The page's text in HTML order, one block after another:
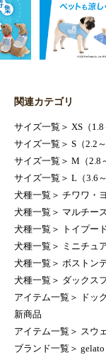
関連カテゴリ
サイズ一覧 ＞ XS（1.8
サイズ一覧 ＞ S（2.2
サイズ一覧 ＞ M（2.8
サイズ一覧 ＞ L（3.6
犬種一覧 ＞ チワワ・
犬種一覧 ＞ マルチー
犬種一覧 ＞
トイプー
犬種一覧 ＞
ミニチュ
犬種一覧 ＞ ボストン
犬種一覧 ＞ ダックス
アイテム一覧 ＞
ドッ
新商品
アイテム一覧 ＞ スウ
ブランド一覧 ＞